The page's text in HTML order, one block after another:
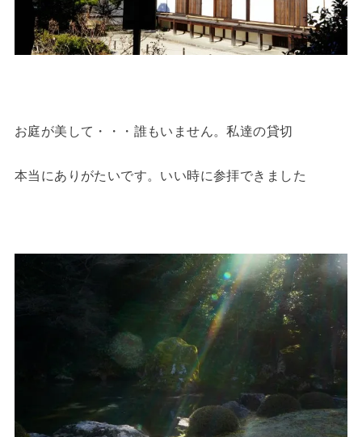
お庭が美して・・・誰もいません。私達の貸切
本当にありがたいです。いい時に参拝できました